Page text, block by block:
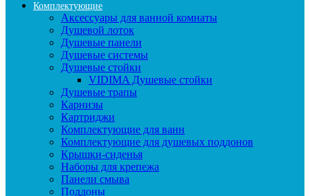
Комплектующие
Аксессуары для ванной комнаты
Душевой лоток
Душевые панели
Душевые системы
Душевые стойки
VIDIMA Душевые стойки
Душевые трапы
Карнизы
Картриджи
Комплектующие для ванн
Комплектующие для душевых поддонов
Крышки-сиденья
Наборы для крепежа
Панели смыва
Поддоны